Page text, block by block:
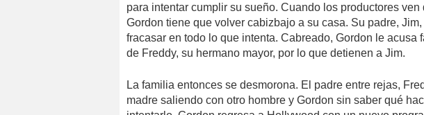
para intentar cumplir su sueño. Cuando los productores
Gordon tiene que volver cabizbajo a su casa. Su padre,
fracasar en todo lo que intenta. Cabreado, Gordon le acusa
de Freddy, su hermano mayor, por lo que detienen a Jim.
La familia entonces se desmorona. El padre entre rejas,
madre saliendo con otro hombre y Gordon sin saber qué